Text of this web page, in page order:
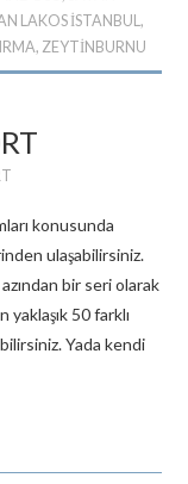
LAKOS ISTANBUL,
, ZEYTINBURNU
konusunda
ulaşabilirsiniz.
bir seri olarak
yaklaşık 50 farklı
Yada kendi